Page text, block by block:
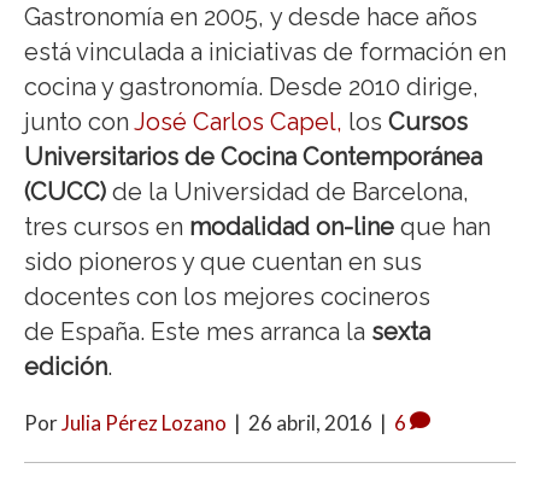
Gastronomía en 2005, y desde hace años
está vinculada a iniciativas de formación en
cocina y gastronomía. Desde 2010 dirige,
junto con José Carlos Capel, los Cursos
Universitarios de Cocina Contemporánea
(CUCC) de la Universidad de Barcelona,
tres cursos en modalidad on-line que han
sido pioneros y que cuentan en sus
docentes con los mejores cocineros
de España. Este mes arranca la sexta
edición.
PorJulia Pérez Lozano | 26 abril, 2016 | 6